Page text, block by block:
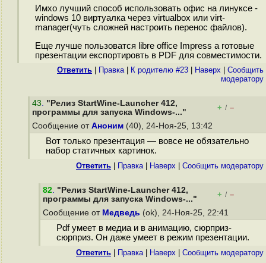
Имхо лучший способ использовать офис на линуксе -
windows 10 виртуалка через virtualbox или virt-
manager(чуть сложней настроить перенос файлов).
Еще лучше пользоватся libre office Impress а готовые
презентации експортировть в PDF для совместимости.
Ответить Правка| К родителю #23 Наверх
Cообщить
модератору
43. "Релиз StartWine-Launcher 412,
программы для запуска Windows-..."
+ / –
Сообщение от Аноним (40), 24-Ноя-25, 13:42
Вот только презентация — вовсе не обязательно
набор статичных картинок.
Ответить Правка| Наверх Cообщить модератору
82. "Релиз StartWine-Launcher 412,
программы для запуска Windows-..."
+ / –
Сообщение от Медведь (ok), 24-Ноя-25, 22:41
Pdf умеет в медиа и в анимацию, сюрприз-
сюрприз. Он даже умеет в режим презентации.
Ответить Правка| Наверх Cообщить модератору